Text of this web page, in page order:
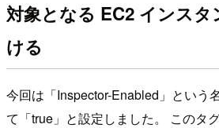
対象となる EC2 インス
ける
今回は「Inspector-Enabled」という
て「true」と設定しました。 このタ